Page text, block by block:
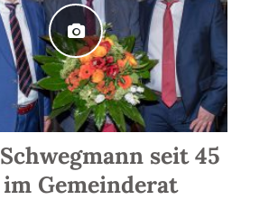
seit 45
Gemeinderat